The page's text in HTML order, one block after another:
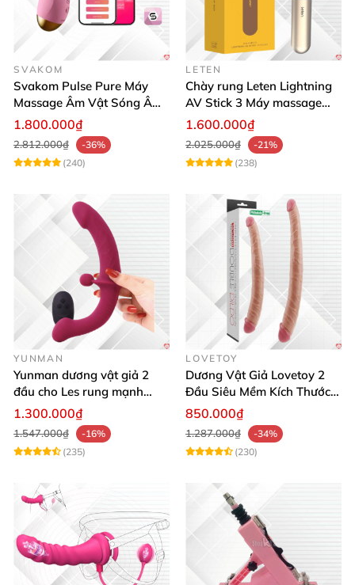
SVAKOM
Svakom Pulse Pure Máy
Massage Âm Vật Sóng Âm
App Điều Khiển Kích Thích
1.800.000₫
2.812.000₫
-36%
(240)
LETEN
Chày rung Leten Lightning
AV Stick 3 Máy massage
sưởi ấm mạnh mẽ
1.600.000₫
2.025.000₫
-21%
(238)
YUNMAN
Yunman dương vật giả 2
đầu cho Les rung mạnh
điều khiển từ xa
1.300.000₫
1.547.000₫
-16%
(235)
LOVETOY
Dương Vật Giả Lovetoy 2
Đầu Siêu Mềm Kích Thước
Lớn Thỏa Mãn Les
850.000₫
1.287.000₫
-34%
(230)